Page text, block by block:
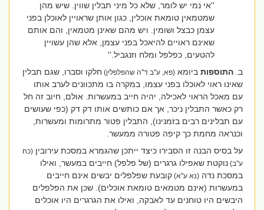
''אי נמי יש לומר, שלא כל מיני תבלין שווין. שיש מהן
שמטמאין טומאת אוכלין, כגון אותן שראויין לאוכלן בפני
עצמן כבצל ושומין. ויש מהם שאינן מטמאין, והם אותם
שאינם ראויים להיאכל בפני עצמן, אלא שהן עשויין
להטעים, כפלפל ומלח וזנגביל.''
ב.התוספותביומא(פא, ע''ב ד''ה שהפלפלין)חלקו וסברו, שגם תבלין
שאינו ראוי לאוכלו בפני עצמו, במקרה בו מתכוונים לערב אותו
עם מאכל הראוי לאכילה, יהיה חייב במעשרות. אולם, חיוב זה חל
רק כאשר התבלין ניכר, אך אם כותשים אותו דק דק (כפי שעושים
עם תבלינים רבים בזמנינו), התבלין פטור מתרומות ומעשרות,
וכנראה מחמת כך קיפה פטורה ממעשר.
על בסיס הבנה זו הסבירו כיצד ייתכן שהגמרא במסכת עירובין(כח
ע''ב)נוקטת שאפילו גרגרים (של פלפל) חייבים במעשר, ואילו
במסכת נדה(נא ע''א)קובעת שפלפלים יבשים אינם חייבים
במעשרות (אינם מטמאים טומאת אוכלים). שכן את הפלפלים
היבשים היו טוחנים עד לאבקה, ואילו את הגרגרים היו אוכלים